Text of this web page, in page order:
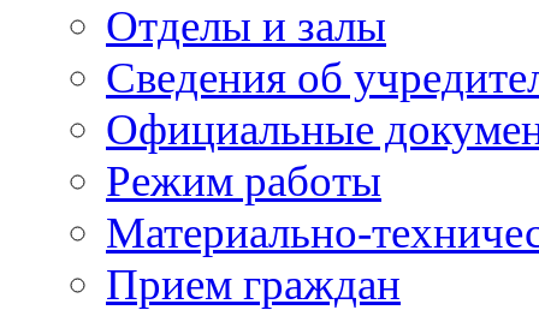
Отделы и залы
Сведения об
Официальные
Режим работы
Материально-
Прием граждан